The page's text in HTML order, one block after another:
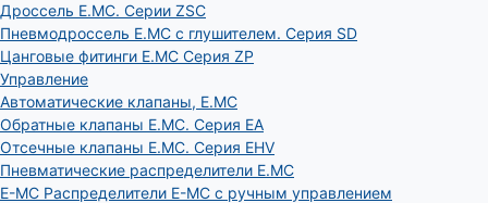
Дроссель E.MC. Серии ZSC
Пневмодроссель E.MC с глушителем. Серия SD
Цанговые фитинги E.MC Серия ZP
Управление
Автоматические клапаны, Е.МС
Обратные клапаны E.MC. Серия EA
Отсечные клапаны E.MC. Серия EHV
Пневматические распределители E.MC
E-MC Распределители E-MC с ручным управлением